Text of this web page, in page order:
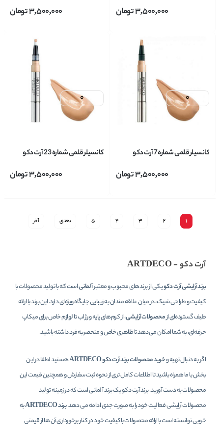
3,500,000تومان 3,500,000تومان
کانسیلر قلمی شماره 7 آرت دکو
3,500,000تومان
کانسیلر قلمی شماره 23 آرت دکو
3,500,000تومان
1
2
3
4
5 بعدی آخر
آرت دکو - ARTDECO
برند آرایشیآرت دکویکی از برندهای محبوب و معتبرآلمانیاست که با تولید محصولات با
کیفیت و طراحی شیک، در میان علاقه‌ مندان به زیبایی جایگاه ویژه‌ای دارد. این برند با ارائه
طیف گسترده‌ای ازمحصولات آرایشی، از کرم‌های پایه و رژ لب تا لوازم خاص برای میکاپ
حرفه‌ای، به شما امکان می‌دهد تا ظاهری خاص و منحصر‌به‌فرد داشته باشید.
اگر به دنبال تهیه وخرید محصولات برند آرت دکو ARTDECO
هستید لطفا در این
بخش با ما همراه باشید تا اطلاعات کامل تری از نحوه ثبت سفارش و همچنین قیمت این
محصولات به دست آورید. برند آرت دکو یک برند آلمانی است که در زمینه تولید
محصولات آرایشی فعالیت خود را به صورت جدی ادامه می دهد.برند ARTDECO
به
خوبی توانسته است با ارائه محصولات باکیفیت خود در کنار برخورداری آن ها از قیمتی